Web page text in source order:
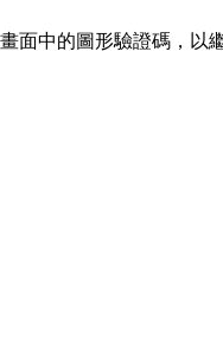
面中的圖形驗證碼，以